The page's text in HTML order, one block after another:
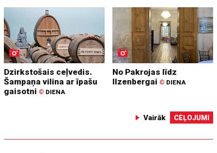
Dzirkstošais ceļvedis.
Šampaņa vilina ar īpašu
gaisotni © DIENA
No Pakrojas līdz
Ilzenbergai © DIENA
Vairāk CEĻOJUMI